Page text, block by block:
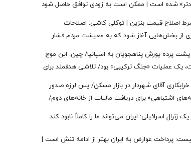
شده است | ممکن است به زودی توافق حاصل شود
اصلاح قیمت بنزین | توکلی کاشی: اصلاحات
از بخش‌هایی آغاز شود که به معیشت مردم فشار
پرده یورش پناهجویان به اسپانیا/ چین: این موج
یک عملیات «جنگ ترکیبی» بود/ تلاشی هدفمند برای
دومین خرابکاری آقای شهردار در بازار مسکن/ پس لرزه صدور
اشتباهی» برای دریافت مالیات از خانه‌‌های دوم/
ژنرال اسرائیلی: ایران می‌تواند ما را کاملاً نابود کند
پرداخت عوارض به ایران بهتر از ادامه تنش است |